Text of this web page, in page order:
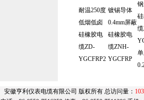
耐温250度
低烟低卤
硅橡胶电
缆ZD-
YGCFRP2
镀锡导体
0.4mm屏蔽
硅橡胶电
缆ZNH-
YGCFRP
安徽亨利仪表电缆有限公司 版权所有 总访问量：